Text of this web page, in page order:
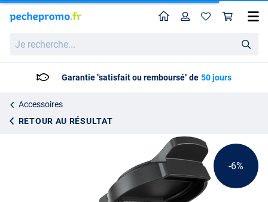
recherche...
HomeProfil
Garantie "satisfait ou remboursé" de 50 jours
Accessoires
RETOUR AU RÉSULTAT
Chargeur intelligent AquaAmp 130 USB C/A 10-24VDC 30/6W
-6%